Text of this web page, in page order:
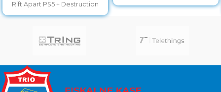
Rift Apart PS5 + Destruction